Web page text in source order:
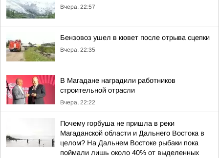
Вчера, 22:57
Бензовоз ушел в кювет после отрыва сцепки
Вчера, 22:35
В Магадане наградили работников
строительной отрасли
Вчера, 22:22
Почему горбуша не пришла в реки
Магаданской области и Дальнего Востока в
целом? На Дальнем Востоке рыбаки пока
поймали лишь около 40% от выделенных